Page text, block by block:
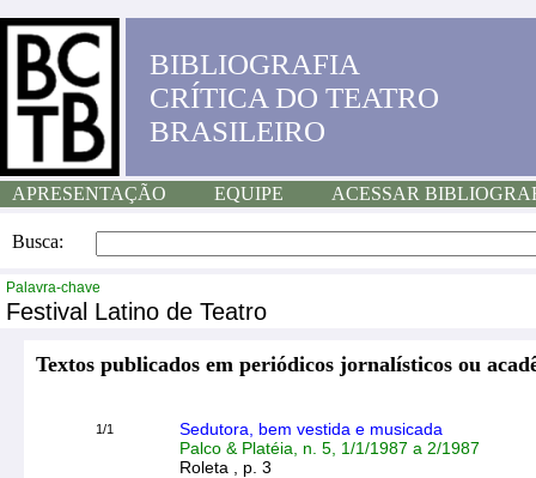
BIBLIOGRAFIA
CRÍTICA DO TEATRO
BRASILEIRO
APRESENTAÇÃO EQUIPE ACESSAR
Busca:
Palavra-chave
Festival Latino de Teatro
Textos publicados em periódicos jornalísticos ou
1/1
Sedutora, bem vestida e musicada
Palco & Platéia, n. 5, 1/1/1987 a 2/1987
Roleta , p. 3